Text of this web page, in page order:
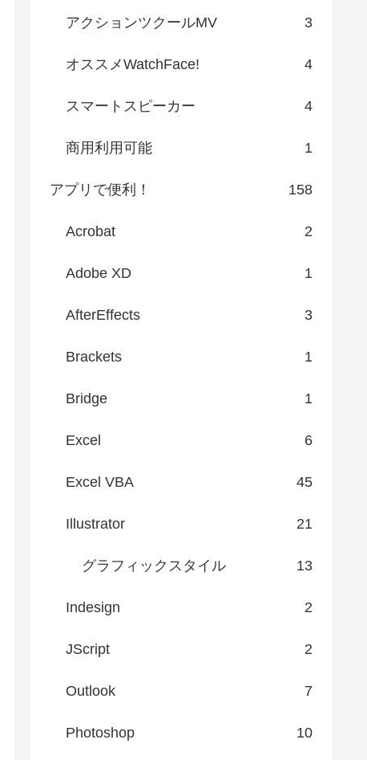
アクションツクールMV 3
オススメWatchFace! 4
スマートスピーカー 4
商用利用可能 1
アプリで便利！ 158
Acrobat 2
Adobe XD 1
AfterEffects 3
Brackets 1
Bridge 1
Excel 6
Excel VBA 45
Illustrator 21
グラフィックスタイル 13
Indesign 2
JScript 2
Outlook 7
Photoshop 10